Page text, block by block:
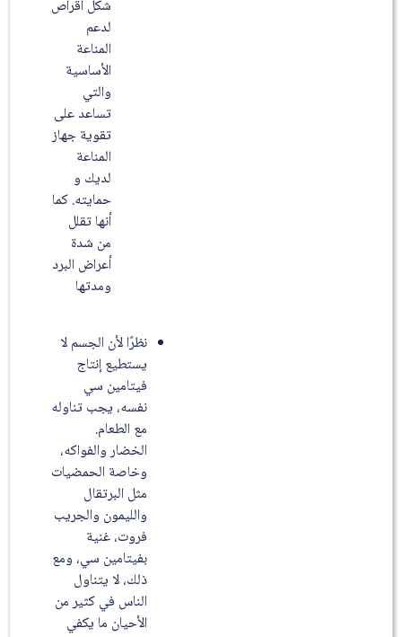
شكل أقراص
الأساسية
تساعد على
تقوية جهاز
حمايته. كما
أنها تقلل
أعراض البرد
نظرًا لأن الجسم لا
يستطيع إنتاج
فيتامين سي
نفسه، يجب تناوله
مع الطعام.
الخضار والفواكه،
وخاصة الحمضيات
مثل البرتقال
والليمون والجريب
فروت، غنية
بفيتامين سي، ومع
ذلك، لا يتناول
الناس في كثير من
الأحيان ما يكفي